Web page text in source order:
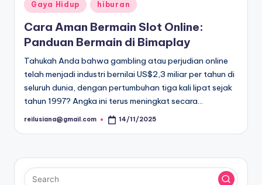
Posted
in
Gaya Hidup hiburan
Cara Aman Bermain Slot Online:
Panduan Bermain di Bimaplay
Tahukah Anda bahwa gambling atau perjudian online
telah menjadi industri bernilai US$2,3 miliar per tahun di
seluruh dunia, dengan pertumbuhan tiga kali lipat sejak
tahun 1997? Angka ini terus meningkat secara…
Posted
reilusiana@gmail.com 14/11/2025